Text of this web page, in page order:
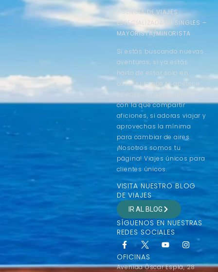
AGENCIA DE VIAJES
ESPECIALIZADA EN SINGLES –
MAYORISTA/MINORISTA
Si estás buscando nuevas
aventuras, si ya estás
harto de estar solo en
casa, si lo que te apetece
es conocer gente nueva
con la que compartir
aficiones, si adoras viajar y
aprovechas la mínima
para cambiar de aires
¡Nosotros somos tu
página! Viajes únicos para
clientes únicos.
VISITA NUESTRO BLOG
DE VIAJES
IR AL BLOG
SÍGUENOS EN NUESTRAS
REDES SOCIALES
OFICINAS
Avenida Óscar Esplá, 28